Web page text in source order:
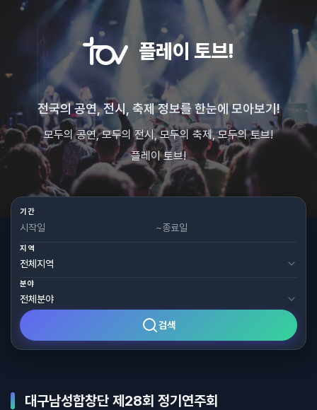
플레이 토브!
전국의 공연, 전시, 축제 정보를 한눈에 모아보기!
모두의 공연, 모두의 전시, 모두의 축제, 모두의 토브!
플레이 토브!
기간
~
지역
분야
검색
대구남성합창단 제28회 정기연주회